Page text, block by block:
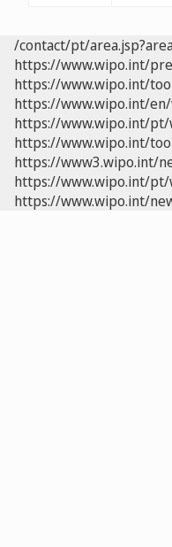
/contact/pt/
https://www.wipo.int/
https://www.wipo.int/
https://www.wipo.int/
https://www.wipo.int/
https://www.wipo.int/
https://www3.wipo.int/
https://www.wipo.int/
https://www.wipo.int/